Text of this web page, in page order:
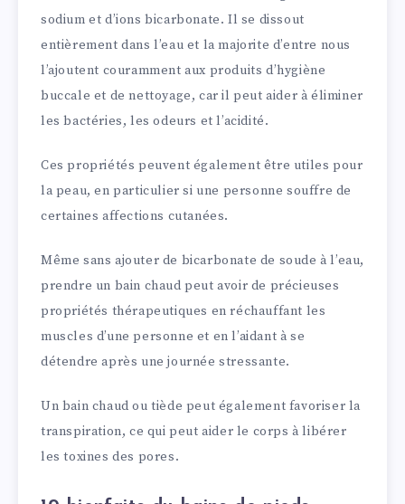
sodium et d’ions bicarbonate. Il se dissout
entièrement dans l’eau et la majorite d’entre nous
l’ajoutent couramment aux produits d’hygiène
buccale et de nettoyage, car il peut aider à éliminer
les bactéries, les odeurs et l’acidité.
Ces propriétés peuvent également être utiles pour
la peau, en particulier si une personne souffre de
certaines affections cutanées.
Même sans ajouter de bicarbonate de soude à l’eau,
prendre un bain chaud peut avoir de précieuses
propriétés thérapeutiques en réchauffant les
muscles d’une personne et en l’aidant à se
détendre après une journée stressante.
Un bain chaud ou tiède peut également favoriser la
transpiration, ce qui peut aider le corps à libérer
les toxines des pores.